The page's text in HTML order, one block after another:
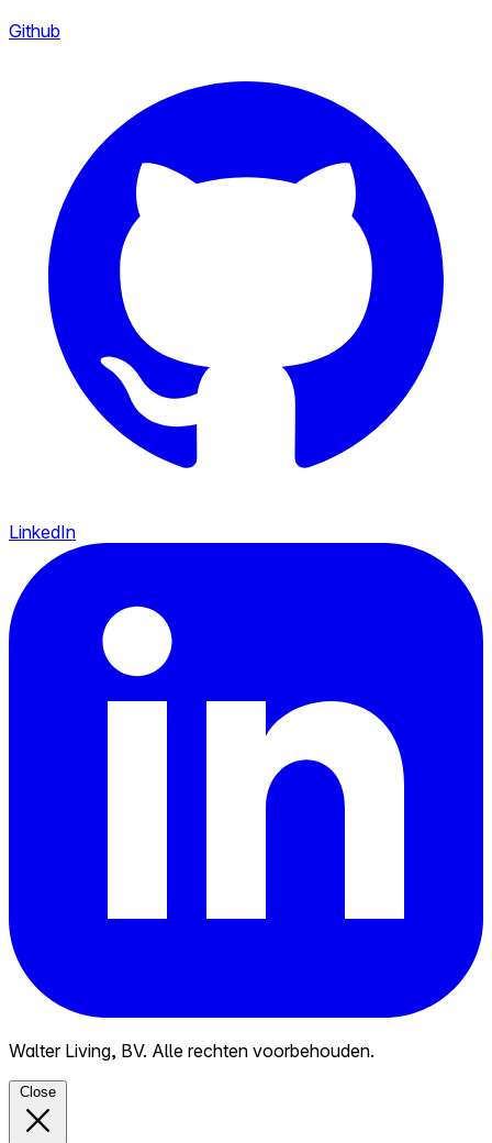
Github
LinkedIn
Walter Living, BV. Alle rechten voorbehouden.
Close